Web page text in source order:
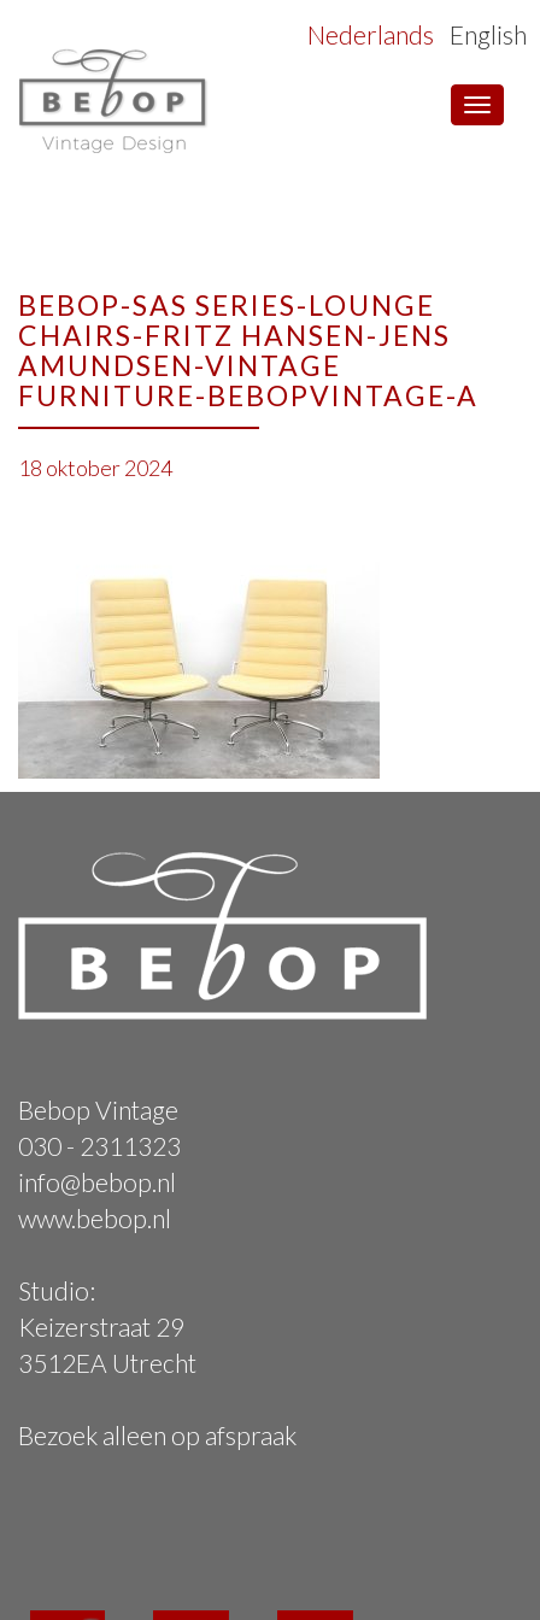
Toggle
Nederlands English
BEBOP-SAS SERIES-LOUNGE
CHAIRS-FRITZ HANSEN-JENS
AMUNDSEN-VINTAGE
FURNITURE-BEBOPVINTAGE-A
18 oktober 2024
Bebop Vintage
030 - 2311323
info@bebop.nl
www.bebop.nl
Studio:
Keizerstraat 29
3512EA Utrecht
Bezoek alleen op afspraak